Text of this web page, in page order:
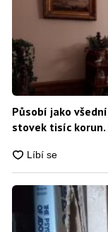
Působí jako
stovek tisíc